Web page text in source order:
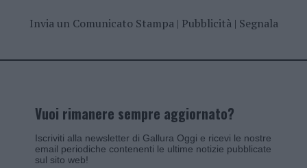
Invia un Comunicato Stampa| Pubblicità| Segnala
Vuoi rimanere sempre aggiornato?
Iscriviti alla newsletter di Gallura Oggi e ricevi le nostre
email periodiche contenenti le ultime notizie pubblicate
sul sito web!